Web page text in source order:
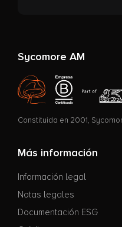
Sycomore AM
Constituida en 2001,
Más información
Información legal
Notas legales
Documentación ESG